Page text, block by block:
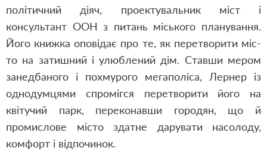
політичний діяч, проектувальник міст і
консультант ООН з питань міського планування.
Його книжка оповідає про те, як перетворити міс­
то на затишний і улюб­лений дім. Ставши мером
занедбаного і похмурого мегаполіса, Лернер із
однодумцями спромігся перетворити його на
квітучий парк, переконавши городян, що й
промислове місто здатне дарувати насолоду,
комфорт і відпочинок.